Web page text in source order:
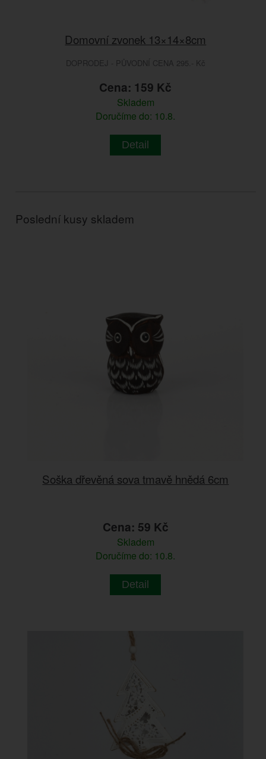
Domovní zvonek 13×14×8cm
DOPRODEJ - PŮVODNÍ CENA 295.- Kč
Cena: 159 Kč
Skladem
Doručíme do: 10.8.
Detail
Poslední kusy skladem
Soška dřevěná sova tmavě hnědá 6cm
Cena: 59 Kč
Skladem
Doručíme do: 10.8.
Detail